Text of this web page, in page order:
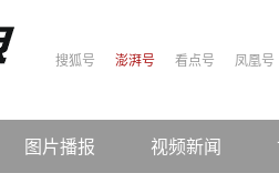
搜狐号 澎湃号 看点号 凤凰号
图片播报 视频新闻